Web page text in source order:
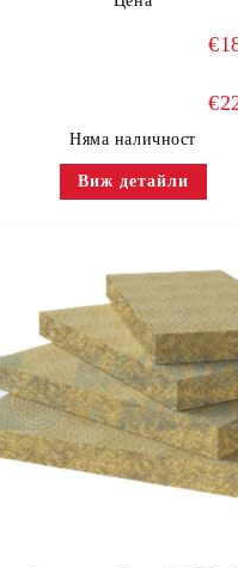
Няма наличност
Виж детайли